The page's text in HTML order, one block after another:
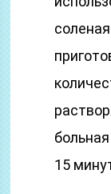
15